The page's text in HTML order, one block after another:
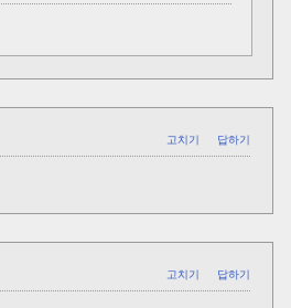
고치기 답하기
고치기 답하기